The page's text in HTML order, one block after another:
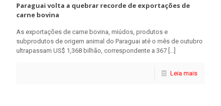
Paraguai volta a quebrar recorde de exportações de
carne bovina
As exportações de carne bovina, miúdos, produtos e
subprodutos de origem animal do Paraguai até o mês de outubro
ultrapassam US$ 1,368 bilhão, correspondente a 367 […]
Leia mais